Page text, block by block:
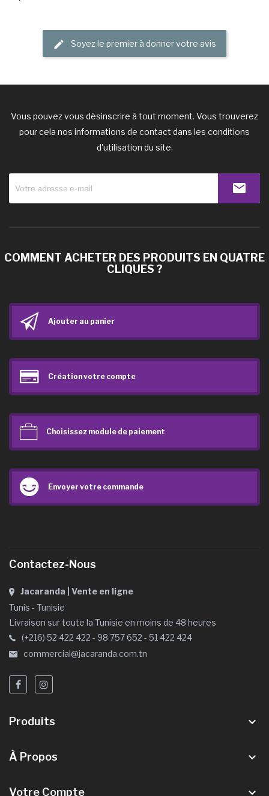
Soyez le premier à donner votre avis
Vous pouvez vous désinscrire à tout moment. Vous trouverez
pour cela nos informations de contact dans les conditions
d'utilisation du site.
COMMENT ACHETER DES PRODUITS EN QUATRE
CLIQUES ?
Ajouter au panier
Création votre compte
Choisissez module de paiement
Envoyer votre commande
Contactez-Nous
Jacaranda | Vente en ligne
Tunis - Tunisie
Livraison sur toute la Tunisie en moins de 48 heures
(+216) 52 422 422 - 98 757 652 - 51 422 424
commercial@jacaranda.com.tn
Produits keyboard_arrow_down
À Propos keyboard_arrow_down
Votre Compte keyboard_arrow_down